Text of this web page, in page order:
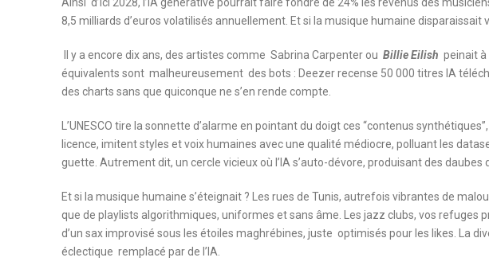
8,5 milliards d’euros volatilisés annuellement. Et si la musique humaine disparaissait
Il y a encore dix ans, des artistes comme Sabrina Carpenter ou Billie Eilish peinait à
équivalents sont malheureusement des bots : Deezer recense 50 000 titres IA
des charts sans que quiconque ne s’en rende compte.
L’UNESCO tire la sonnette d’alarme en pointant du doigt ces “contenus
licence, imitent styles et voix humaines avec une qualité médiocre, polluant les
guette. Autrement dit, un cercle vicieux où l’IA s’auto-dévore, produisant des daubes
Et si la musique humaine s’éteignait ? Les rues de Tunis, autrefois vibrantes de
que de playlists algorithmiques, uniformes et sans âme. Les jazz clubs, vos refuges
d’un sax improvisé sous les étoiles maghrébines, juste optimisés pour les likes. La
éclectique remplacé par de l’IA.